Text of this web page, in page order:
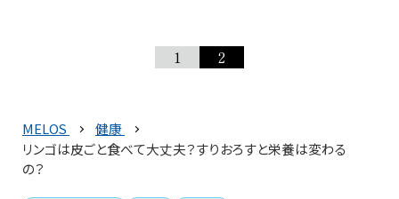
1 2
MELOS
健康
リンゴは皮ごと食べて大丈夫？すりおろすと栄養は変わる
の？